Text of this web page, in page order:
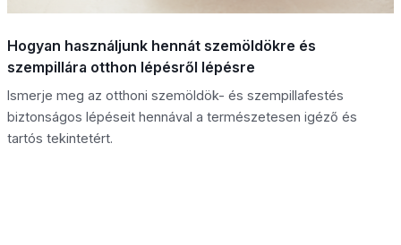
Hogyan használjunk hennát szemöldökre és
szempillára otthon lépésről lépésre
Ismerje meg az otthoni szemöldök- és szempillafestés
biztonságos lépéseit hennával a természetesen igéző és
tartós tekintetért.